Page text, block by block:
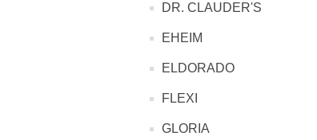
DR. CLAUDER'S
EHEIM
ELDORADO
FLEXI
GLORIA